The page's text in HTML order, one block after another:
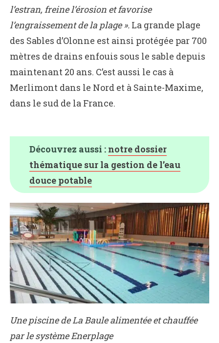
l’estran, freine l’érosion et favorise
l’engraissement de la plage ». La grande plage
des Sables d’Olonne est ainsi protégée par 700
mètres de drains enfouis sous le sable depuis
maintenant 20 ans. C’est aussi le cas à
Merlimont dans le Nord et à Sainte-Maxime,
dans le sud de la France.
Découvrez aussi : notre dossier
thématique sur la gestion de l’eau
douce potable
Une piscine de La Baule alimentée et chauffée
par le système Enerplage